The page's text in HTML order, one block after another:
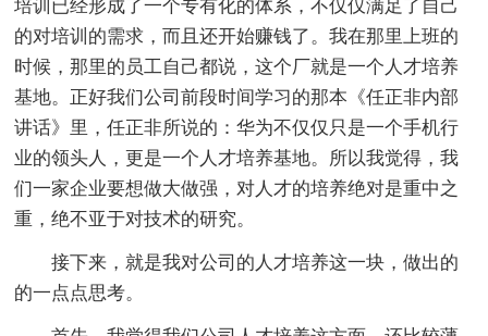
培训已经形成了一个专有化的体系，不仅仅满足了自己
的对培训的需求，而且还开始赚钱了。我在那里上班的
时候，那里的员工自己都说，这个厂就是一个人才培养
基地。正好我们公司前段时间学习的那本《任正非内部
讲话》里，任正非所说的：华为不仅仅只是一个手机行
业的领头人，更是一个人才培养基地。所以我觉得，我
们一家企业要想做大做强，对人才的培养绝对是重中之
重，绝不亚于对技术的研究。
接下来，就是我对公司的人才培养这一块，做出的
的一点点思考。